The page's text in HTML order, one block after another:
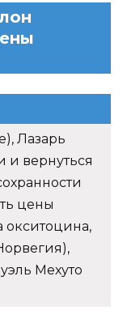
Лазарь
и вернуться
цены
окситоцина,
Мехуто